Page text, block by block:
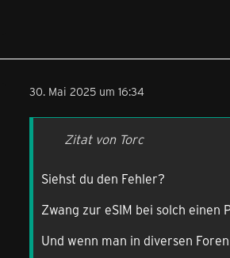
30. Mai 2025 um 16:34
Zitat von Torc
Siehst du den Fehler?
Zwang zur eSIM bei solch einen
Und wenn man in diversen